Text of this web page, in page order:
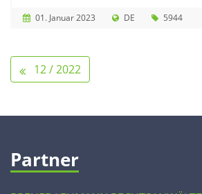
01. Januar 2023 DE 5944
12 / 2022
Partner